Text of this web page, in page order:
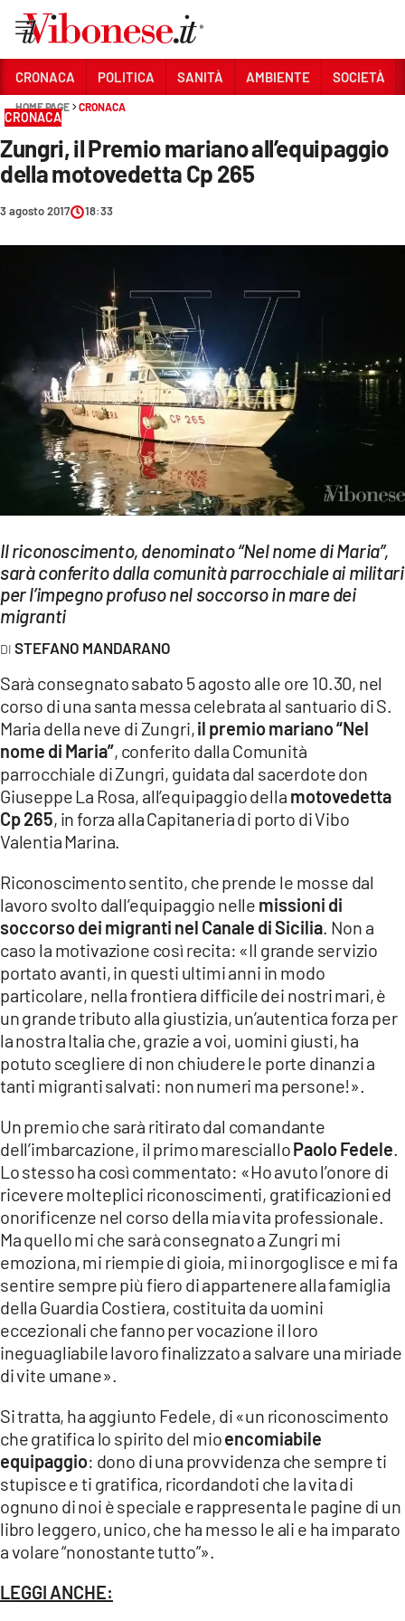
Sezioni
CRONACA
POLITICA
SANITÀ
ECONOMIA E LAVORO
EVENTI
SPORT
Streaming
LAC NETWORK
LAC ONAIR
Network
LACPLAY.IT
LACTV.IT
LACONAIR.IT
LACITYMAG.IT
COSENZACHANNEL.IT
ILVIBONESE.IT
CATANZAROCHANNEL.IT
LACAPITALENEWS.IT
App
APPLE
CRONACA POLITICA SANITÀ AMBIENTE SOCIETÀ
HOME PAGE CRONACA
CRONACA
Zungri, il Premio mariano all’equipaggio
della motovedetta Cp 265
3 agosto 2017 18:33
Il riconoscimento, denominato “Nel nome di Maria”,
sarà conferito dalla comunità parrocchiale ai militari
per l’impegno profuso nel soccorso in mare dei
migranti
STEFANO MANDARANO
Sarà consegnato sabato 5 agosto alle ore 10.30, nel
corso di una santa messa celebrata al santuario di S.
Maria della neve di Zungri,il premio mariano “Nel
nome di Maria”, conferito dalla Comunità
parrocchiale di Zungri, guidata dal sacerdote don
Giuseppe La Rosa, all’equipaggio della motovedetta
Cp 265, in forza alla Capitaneria di porto di Vibo
Valentia Marina.
Riconoscimento sentito, che prende le mosse dal
lavoro svolto dall’equipaggio nelle missioni di
soccorso dei migranti nel Canale di Sicilia. Non a
caso la motivazione così recita: «Il grande servizio
portato avanti, in questi ultimi anni in modo
particolare, nella frontiera difficile dei nostri mari, è
un grande tributo alla giustizia, un’autentica forza per
la nostra Italia che, grazie a voi, uomini giusti, ha
potuto scegliere di non chiudere le porte dinanzi a
tanti migranti salvati: non numeri ma persone!».
Un premio che sarà ritirato dal comandante
dell’imbarcazione, il primo marescialloPaolo Fedele.
Lo stesso ha così commentato: «Ho avuto l’onore di
ricevere molteplici riconoscimenti, gratificazioni ed
onorificenze nel corso della mia vita professionale.
Ma quello mi che sarà consegnato a Zungri mi
emoziona, mi riempie di gioia, mi inorgoglisce e mi fa
sentire sempre più fiero di appartenere alla famiglia
della Guardia Costiera, costituita da uomini
eccezionali che fanno per vocazione il loro
ineguagliabile lavoro finalizzato a salvare una miriade
di vite umane».
Si tratta, ha aggiunto Fedele, di «un riconoscimento
che gratifica lo spirito del mioencomiabile
equipaggio: dono di una provvidenza che sempre ti
stupisce e ti gratifica, ricordandoti che la vita di
ognuno di noi è speciale e rappresenta le pagine di un
libro leggero, unico, che ha messo le ali e ha imparato
a volare “nonostante tutto”».
LEGGI ANCHE: